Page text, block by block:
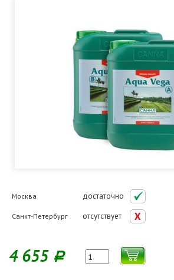
Москва достаточно
Санкт-Петербург отсутствует
4 655 Р